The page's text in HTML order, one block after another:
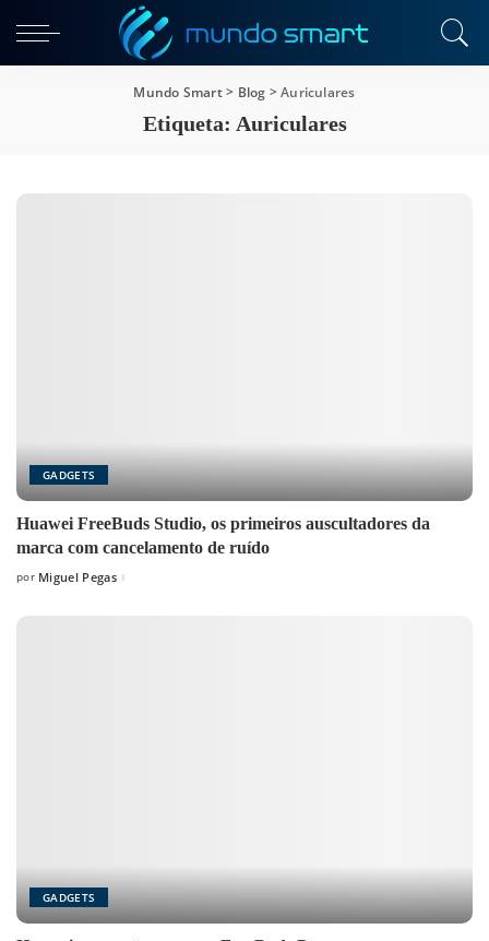
Mundo Smart> Blog >Auriculares
Etiqueta: Auriculares
GADGETS
Huawei FreeBuds Studio, os primeiros auscultadores da
marca com cancelamento de ruído
Posted
por Miguel Pegas
GADGETS